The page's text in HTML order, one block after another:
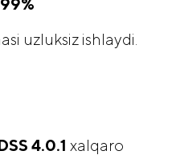
uzluksiz ishlaydi.
4.0.1 xalqaro